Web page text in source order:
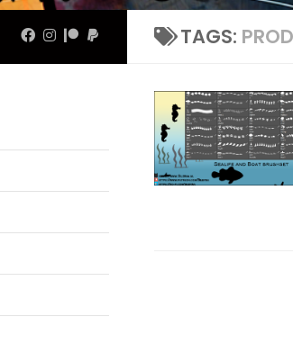
TAGS: